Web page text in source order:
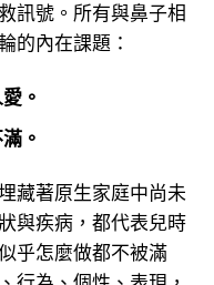
訊號。所有與鼻子相
的內在課題：
。
。
藏著原生家庭中尚未
與疾病，都代表兒時
乎怎麼做都不被滿